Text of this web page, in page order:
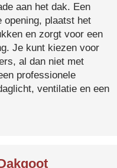
aan het dak. Een
opening, plaatst het
en zorgt voor een
Je kunt kiezen voor
al dan niet met
professionele
ventilatie en een